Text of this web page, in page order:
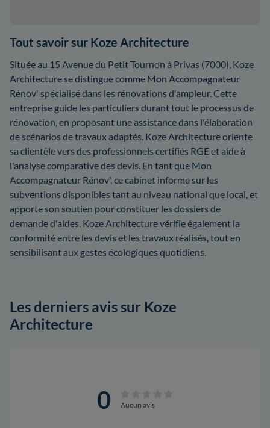
Tout savoir sur Koze Architecture
Située au 15 Avenue du Petit Tournon à Privas (7000), Koze
Architecture se distingue comme Mon Accompagnateur
Rénov' spécialisé dans les rénovations d'ampleur. Cette
entreprise guide les particuliers durant tout le processus de
rénovation, en proposant une assistance dans l'élaboration
de scénarios de travaux adaptés. Koze Architecture oriente
sa clientèle vers des professionnels certifiés RGE et aide à
l'analyse comparative des devis. En tant que Mon
Accompagnateur Rénov', ce cabinet informe sur les
subventions disponibles tant au niveau national que local, et
apporte son soutien pour constituer les dossiers de
demande d'aides. Koze Architecture vérifie également la
conformité entre les devis et les travaux réalisés, tout en
sensibilisant aux gestes écologiques quotidiens.
Les derniers avis sur Koze
Architecture
0 Aucun avis